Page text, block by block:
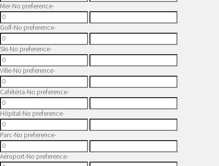
Mer-No preference-
Golf-No preference-
Ski-No preference-
Ville-No preference-
Cafétéria-No preference-
Hôpital-No preference-
Parc-No preference-
Aéroport-No preference-